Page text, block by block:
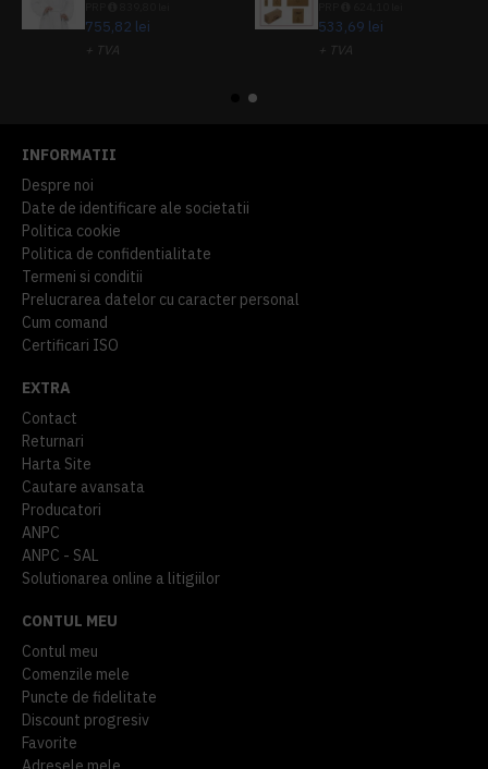
755,82 lei
+ TVA
533,69 lei
+ TVA
INFORMATII
Despre noi
Date de identificare ale societatii
Politica cookie
Politica de confidentialitate
Termeni si conditii
Prelucrarea datelor cu caracter personal
Cum comand
Certificari ISO
EXTRA
Contact
Returnari
Harta Site
Cautare avansata
Producatori
ANPC
ANPC - SAL
Solutionarea online a litigiilor
CONTUL MEU
Contul meu
Comenzile mele
Puncte de fidelitate
Discount progresiv
Favorite